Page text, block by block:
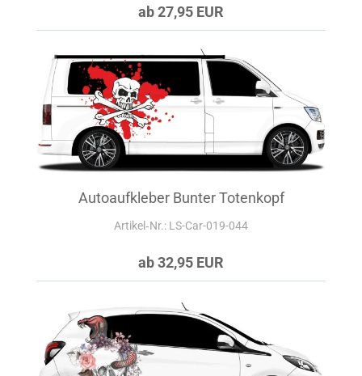
ab 27,95 EUR
Autoaufkleber Bunter Totenkopf
Artikel‑Nr.: LS-Car-019-044
ab 32,95 EUR